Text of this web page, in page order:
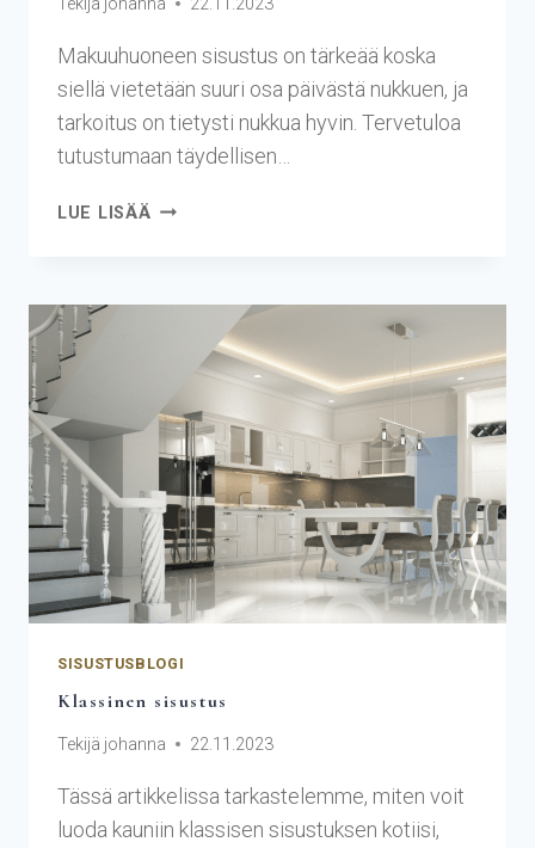
Makuuhuoneen sisustus on tärkeää koska
siellä vietetään suuri osa päivästä nukkuen, ja
tarkoitus on tietysti nukkua hyvin. Tervetuloa
tutustumaan täydellisen…
LUE LISÄÄ
SISUSTUSBLOGI
Klassinen sisustus
Tekijä johanna 22.11.2023
Tässä artikkelissa tarkastelemme, miten voit
luoda kauniin klassisen sisustuksen kotiisi,